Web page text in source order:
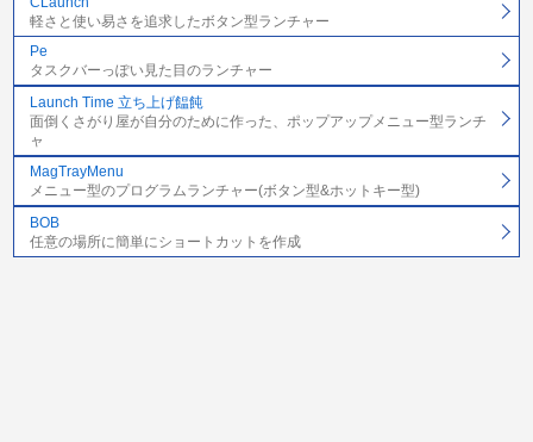
軽さと使い易さを追求したボタン型ランチャー
Pe
タスクバーっぽい見た目のランチャー
Launch Time 立ち上げ饂飩
面倒くさがり屋が自分のために作った、ポップアップメニュー型ランチ
ャ
MagTrayMenu
メニュー型のプログラムランチャー(ボタン型&ホットキー型)
BOB
任意の場所に簡単にショートカットを作成